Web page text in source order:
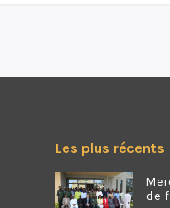
Les plus récents
de